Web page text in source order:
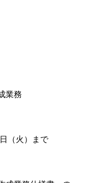
業務
（火）まで